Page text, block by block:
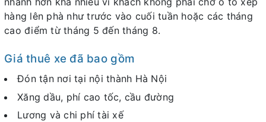
hàng lên phà như trước vào cuối tuần hoặc các tháng
cao điểm từ tháng 5 đến tháng 8.
Giá thuê xe đã bao gồm
Đón tận nơi tại nội thành Hà Nội
Xăng dầu, phí cao tốc, cầu đường
Lương và chi phí tài xế